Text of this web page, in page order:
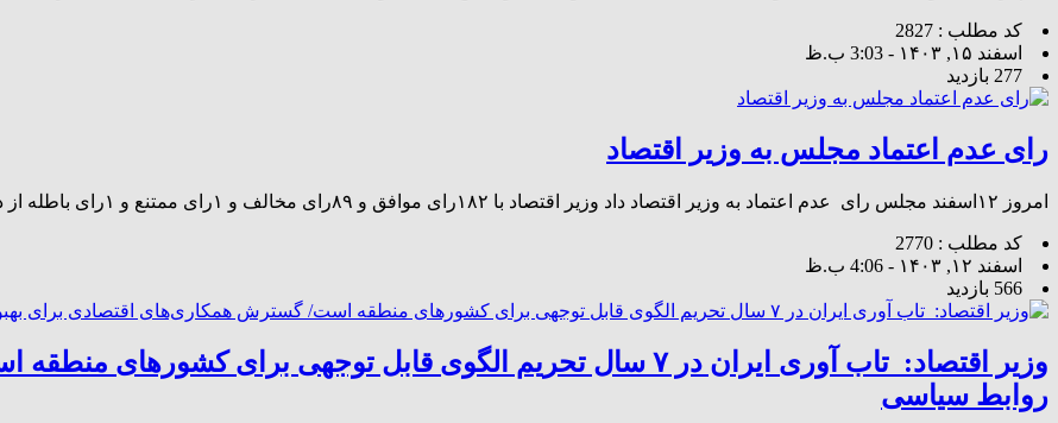
کد مطلب : 2827
اسفند ۱۵, ۱۴۰۳ - 3:03 ب.ظ
277 بازدید
رای عدم اعتماد مجلس به وزیر اقتصاد
امروز ۱۲اسفند مجلس رای عدم اعتماد به وزیر اقتصاد داد وزیر اقتصاد با ۱۸۲رای موافق و ۸۹رای مخالف و ۱رای ممتنع و ۱رای باطله از دولت کنار رفت .
کد مطلب : 2770
اسفند ۱۲, ۱۴۰۳ - 4:06 ب.ظ
566 بازدید
وزیر اقتصاد: تاب آوری ایران در ۷ سال تحریم الگوی قابل توجهی
روابط سیاسی